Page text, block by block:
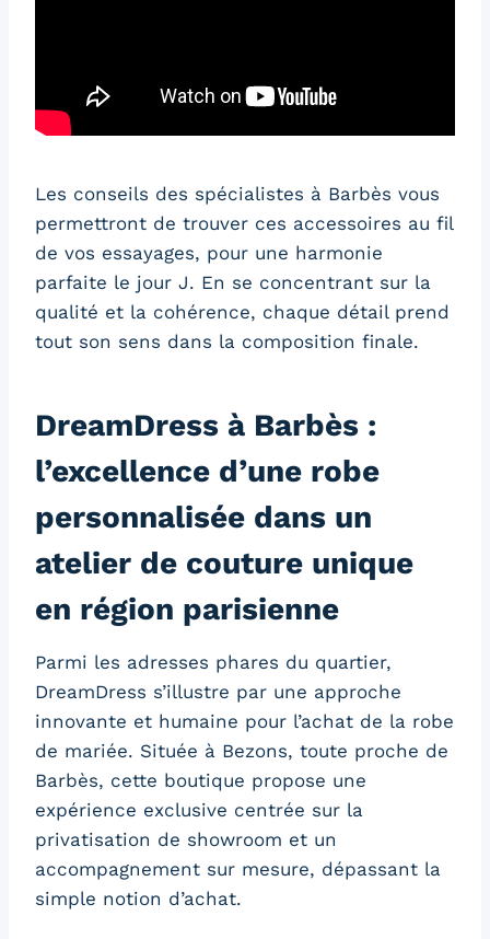
Les conseils des spécialistes à Barbès vous
permettront de trouver ces accessoires au fil
de vos essayages, pour une harmonie
parfaite le jour J. En se concentrant sur la
qualité et la cohérence, chaque détail prend
tout son sens dans la composition finale.
DreamDress à Barbès :
l’excellence d’une robe
personnalisée dans un
atelier de couture unique
en région parisienne
Parmi les adresses phares du quartier,
DreamDress s’illustre par une approche
innovante et humaine pour l’achat de la robe
de mariée. Située à Bezons, toute proche de
Barbès, cette boutique propose une
expérience exclusive centrée sur la
privatisation de showroom et un
accompagnement sur mesure, dépassant la
simple notion d’achat.